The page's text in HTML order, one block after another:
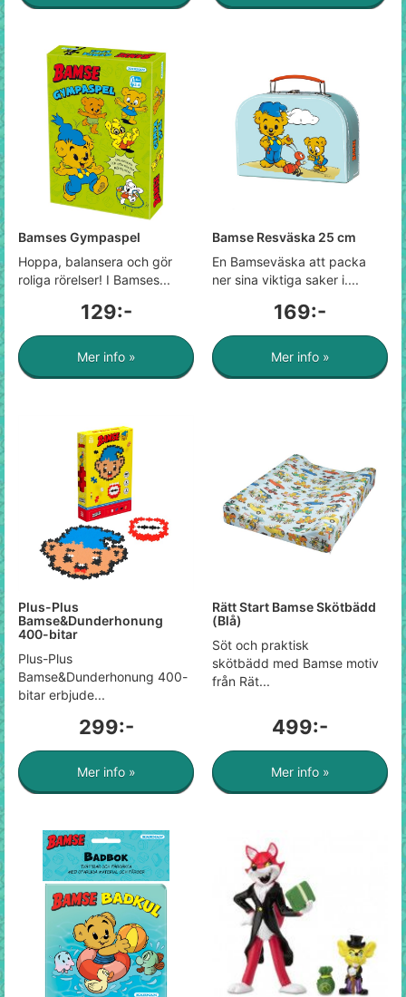
Bamses Gympaspel
Hoppa, balansera och gör
roliga rörelser! I Bamses...
129:-
Mer info »
Bamse Resväska 25 cm
En Bamseväska att packa
ner sina viktiga saker i....
169:-
Mer info »
Plus-Plus
Bamse&Dunderhonung
400-bitar
Plus-Plus
Bamse&Dunderhonung 400-
bitar erbjude...
299:-
Mer info »
Rätt Start Bamse Skötbädd
(Blå)
Söt och praktisk
skötbädd med Bamse motiv
från Rät...
499:-
Mer info »